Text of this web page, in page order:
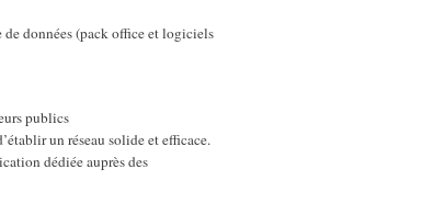
données (pack office et logiciels
publics
un réseau solide et efficace.
dédiée auprès des